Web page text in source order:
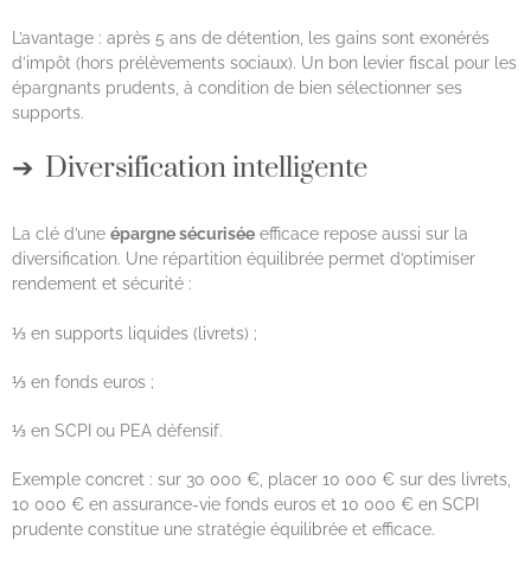
L’avantage : après 5 ans de détention, les gains sont exonérés
d’impôt (hors prélèvements sociaux). Un bon levier fiscal pour les
épargnants prudents, à condition de bien sélectionner ses
supports.
Diversification intelligente
La clé d’une épargne sécurisée efficace repose aussi sur la
diversification. Une répartition équilibrée permet d’optimiser
rendement et sécurité :
⅓ en supports liquides (livrets) ;
⅓ en fonds euros ;
⅓ en SCPI ou PEA défensif.
Exemple concret : sur 30 000 €, placer 10 000 € sur des livrets,
10 000 € en assurance-vie fonds euros et 10 000 € en SCPI
prudente constitue une stratégie équilibrée et efficace.